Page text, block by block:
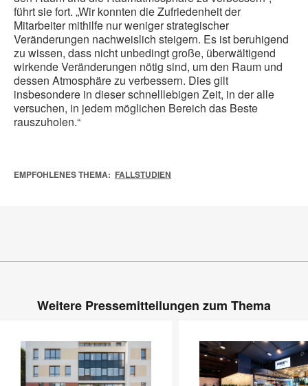
führt sie fort. „Wir konnten die Zufriedenheit der
Mitarbeiter mithilfe nur weniger strategischer
Veränderungen nachweislich steigern. Es ist beruhigend
zu wissen, dass nicht unbedingt große, überwältigend
wirkende Veränderungen nötig sind, um den Raum und
dessen Atmosphäre zu verbessern. Dies gilt
insbesondere in dieser schnelllebigen Zeit, in der alle
versuchen, in jedem möglichen Bereich das Beste
rauszuholen.“
EMPFOHLENES THEMA: FALLSTUDIEN
Weitere Pressemitteilungen zum Thema